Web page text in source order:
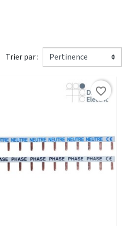
Trier par :
favorite_border